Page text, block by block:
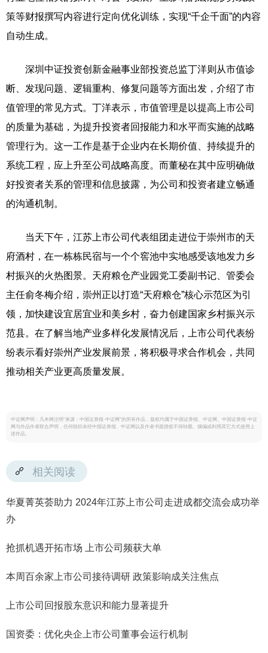
策等财报撰写内容进行定向优化训练，实现“千企千面”的内容
自动生成。
深圳中证投资创新金融事业部投资总监丁洋则从市值诊
断、发现问题、逻辑重构、修复问题等方面出发，介绍了市
值管理的常见方式。丁洋表示，市值管理是以提高上市公司
的质量为基础，为提升投资者回报能力和水平而实施的战略
管理行为。这一工作是基于企业内在长期价值、持续提升的
系统工程，应上升至公司战略高度。而董秘在其中应明确做
好投资者关系的管理和信息披露，为公司和投资者建立畅通
的沟通机制。
当天下午，江苏上市公司代表组团走进位于崇州市的天
府酒村，在一栋栋民宿与一个个窖池中实地感受该地发力乡
村振兴的火热图景。天府粮仓产业园党工委副书记、管委会
主任俞冬梅介绍，崇州正以打造“天府粮仓”核心示范区为引
领，加快建设宜居宜业和美乡村，奋力创建国家乡村振兴示
范县。在了解当地产业多样化发展情况后，上市公司代表纷
纷表示看好崇州产业发展前景，将积极寻求合作机会，共同
推动相关产业更高质量发展。
中证网声明：凡本网注明“来源：中国证券报·中证网”的所有作品，版权均属于中国证券报、中证网。中国证券报·中证
网与作品作者联合声明，任何组织未经中国证券报、中证网以及作者书面授权不得转载、摘编或利用其它方式使用上
述作品。
相关阅读
华夏菁英荟助力 2024年江苏上市公司走进成都交流会成功举
办
抢抓机遇开拓市场 上市公司频获大单
本周百余家上市公司接待调研 政策影响成关注焦点
上市公司回报股东意识和能力显著提升
国资委：优化央企上市公司董事会运行机制